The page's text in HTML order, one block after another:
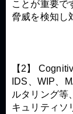
ことが重要で
脅威を検知し
【2】
IDS、WIP、
ルタリング等
キュリティソ